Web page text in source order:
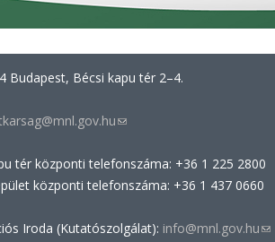
Budapest, Bécsi kapu tér 2–4.
(link
e-
mail)
tér központi telefonszáma: +36 1 225 2800
központi telefonszáma: +36 1 437 0660
Iroda (Kutatószolgálat): info@mnl.gov.hu(link